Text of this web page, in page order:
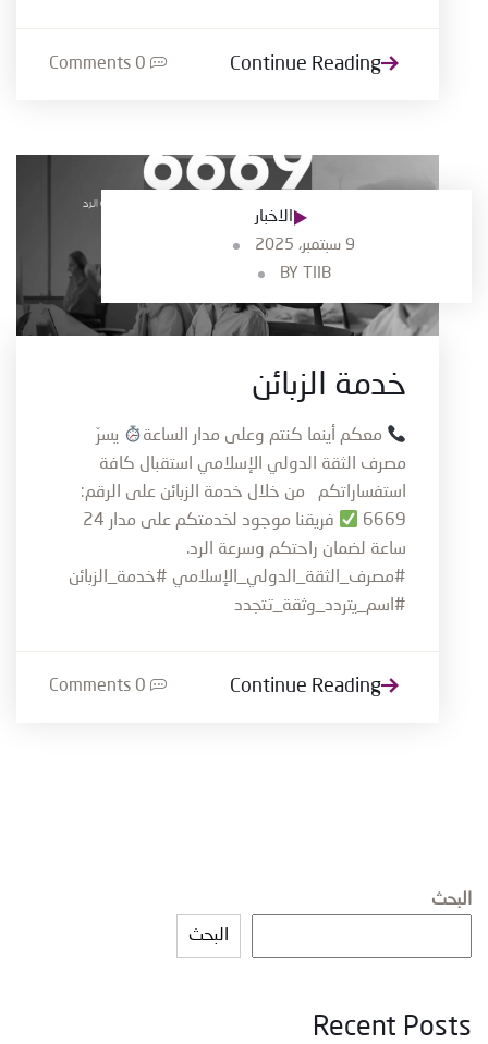
Continue Reading
0 Comments
الاخبار
9 سبتمبر، 2025
BY TIIB
خدمة الزبائن
معكم أينما كنتم وعلى مدار الساعة
يسرّ
مصرف الثقة الدولي الإسلامي استقبال كافة
استفساراتكم من خلال خدمة الزبائن على الرقم:
6669
فريقنا موجود لخدمتكم على مدار 24
ساعة لضمان راحتكم وسرعة الرد.
#مصرف_الثقة_الدولي_الإسلامي #خدمة_الزبائن
#اسم_يتردد_وثقة_تتجدد
Continue Reading
0 Comments
البحث
البحث
Recent Posts